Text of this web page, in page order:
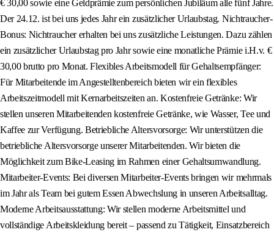
€ 30,00 sowie eine Geldprämie zum persönlichen Jubiläum alle fünf Jahre.
Der 24.12. ist bei uns jedes Jahr ein zusätzlicher Urlaubstag. Nichtraucher-
Bonus: Nichtraucher erhalten bei uns zusätzliche Leistungen. Dazu zählen
ein zusätzlicher Urlaubstag pro Jahr sowie eine monatliche Prämie i.H.v. €
30,00 brutto pro Monat. Flexibles Arbeitsmodell für Gehaltsempfänger:
Für Mitarbeitende im Angestelltenbereich bieten wir ein flexibles
Arbeitszeitmodell mit Kernarbeitszeiten an. Kostenfreie Getränke: Wir
stellen unseren Mitarbeitenden kostenfreie Getränke, wie Wasser, Tee und
Kaffee zur Verfügung. Betriebliche Altersvorsorge: Wir unterstützen die
betriebliche Altersvorsorge unserer Mitarbeitenden. Wir bieten die
Möglichkeit zum Bike-Leasing im Rahmen einer Gehaltsumwandlung.
Mitarbeiter-Events: Bei diversen Mitarbeiter-Events bringen wir mehrmals
im Jahr als Team bei gutem Essen Abwechslung in unseren Arbeitsalltag.
Moderne Arbeitsausstattung: Wir stellen moderne Arbeitsmittel und
vollständige Arbeitskleidung bereit – passend zu Tätigkeit, Einsatzbereich